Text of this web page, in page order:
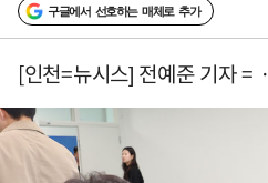
구글에서 선호하는 매체로 추가
[인천=뉴시스] 전예준 기자 = ·